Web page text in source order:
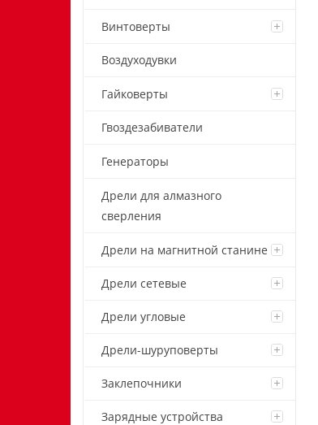
Винтоверты
Воздуходувки
Гайковерты
Гвоздезабиватели
Генераторы
Дрели для алмазного
сверления
Дрели на магнитной станине
Дрели сетевые
Дрели угловые
Дрели-шуруповерты
Заклепочники
Зарядные устройства